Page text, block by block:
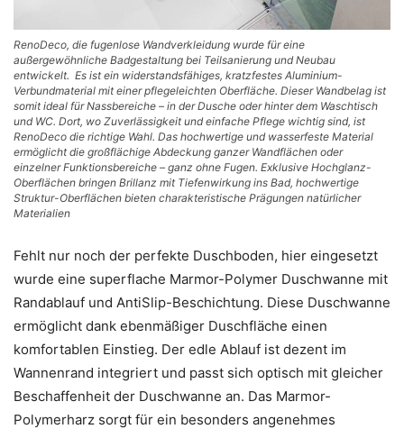
RenoDeco, die fugenlose Wandverkleidung wurde für eine
außergewöhnliche Badgestaltung bei Teilsanierung und Neubau
entwickelt. Es ist ein widerstandsfähiges, kratzfestes Aluminium-
Verbundmaterial mit einer pflegeleichten Oberfläche. Dieser Wandbelag ist
somit ideal für Nassbereiche – in der Dusche oder hinter dem Waschtisch
und WC. Dort, wo Zuverlässigkeit und einfache Pflege wichtig sind, ist
RenoDeco die richtige Wahl. Das hochwertige und wasserfeste Material
ermöglicht die großflächige Abdeckung ganzer Wandflächen oder
einzelner Funktionsbereiche – ganz ohne Fugen. Exklusive Hochglanz-
Oberflächen bringen Brillanz mit Tiefenwirkung ins Bad, hochwertige
Struktur-Oberflächen bieten charakteristische Prägungen natürlicher
Materialien
Fehlt nur noch der perfekte Duschboden, hier eingesetzt
wurde eine superflache Marmor-Polymer Duschwanne mit
Randablauf und AntiSlip-Beschichtung. Diese Duschwanne
ermöglicht dank ebenmäßiger Duschfläche einen
komfortablen Einstieg. Der edle Ablauf ist dezent im
Wannenrand integriert und passt sich optisch mit gleicher
Beschaffenheit der Duschwanne an. Das Marmor-
Polymerharz sorgt für ein besonders angenehmes